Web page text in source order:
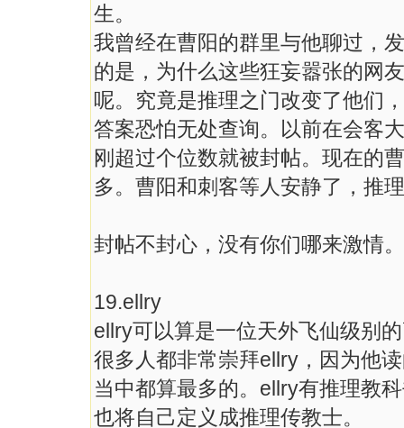
生。
我曾经在曹阳的群里与他聊过，
的是，为什么这些狂妄嚣张的网
呢。究竟是推理之门改变了他们
答案恐怕无处查询。以前在会客
刚超过个位数就被封帖。现在的
多。曹阳和刺客等人安静了，推
封帖不封心，没有你们哪来激情。
19.ellry
ellry可以算是一位天外飞仙级别
很多人都非常崇拜ellry，因为他
当中都算最多的。ellry有推理教
也将自己定义成推理传教士。